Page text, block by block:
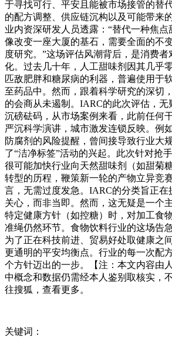
于寻找可行、平安且能被市场接管的替
的配方调整、供应链沉构以及可能带来
业内资深研发人员透露：“替代一种焦点
像改变一座大厦的基石，需要全面的不
度研究。”这场评估风潮背后，是消费
化。过去几十年，人工甜味剂因其几乎
匹敌肥胖和糖尿病的利器，普遍使用于
至药品中。然而，跟着科学研究的深切
的会商从未遏制。IARC的此次评估，无
沉磅砝码，从市场案例来看，此前任何
严沉科学演讲，城市激发连锁反映。例
防腐剂的风险提醒，曾间接导致行业大
了“洁净标签”活动的兴起。此次针对抢
很可能加快行业向天然甜味剂（如甜菊
转型的历程，鞭策新一轮的产物立异竞
言，无需过度发急。IARC的分类旨正在
关心，而非当即。然而，这无疑是一个
特定健康方针（如控糖）时，对加工食
准绳仍然环节。食物饮料行业的这场告
为了正在科技前进、贸易好处取健康之
更通明的平安均衡点。行业的每一次配
个方针迈出的一步。【注：本文内容由
中概念和数据仍需经本人鉴别取核实，
往搜狐，查看更多。
关键词：